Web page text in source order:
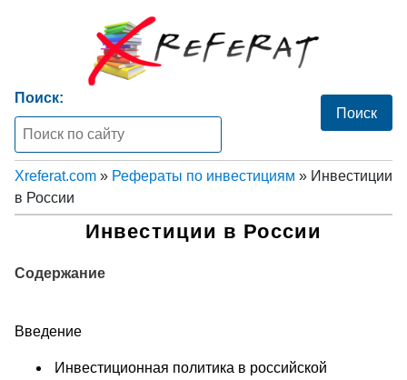
Поиск:
Xreferat.com » Рефераты по инвестициям » Инвестиции
в России
Инвестиции в России
Содержание
Введение
Инвестиционная политика в российской